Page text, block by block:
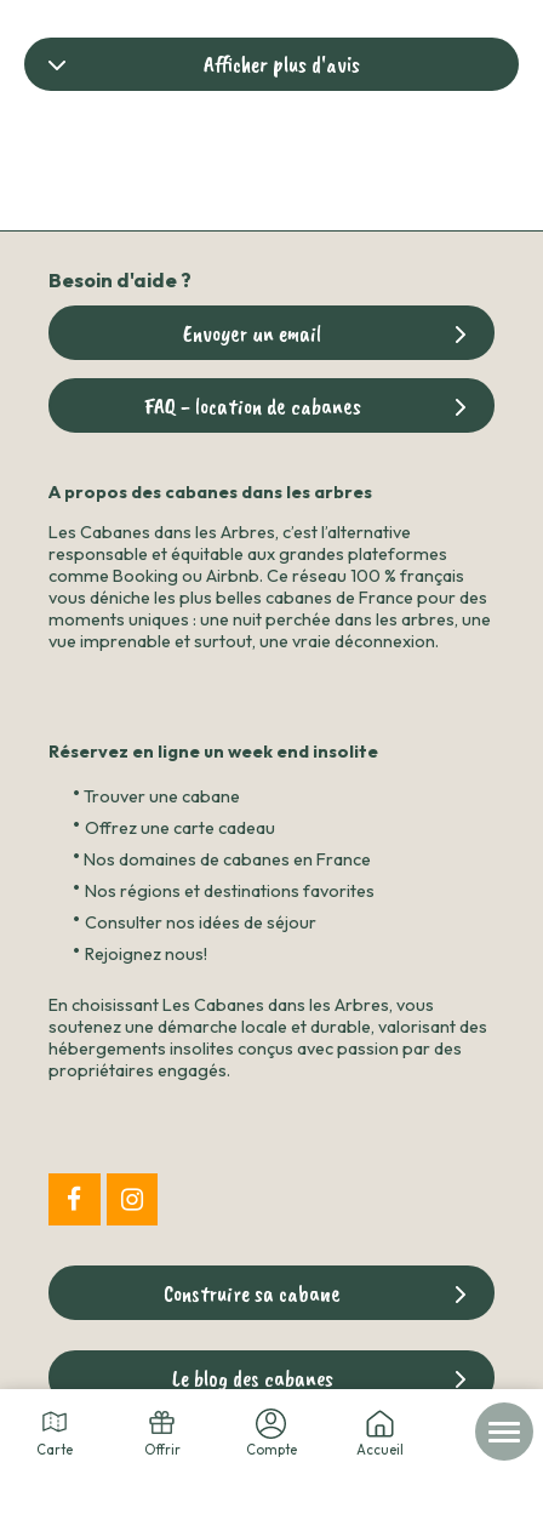
Afficher plus d'avis
Carte Offrir Compte Accueil
Besoin d'aide ?
Envoyer un email
FAQ - location de cabanes
A propos des cabanes dans les arbres
Les Cabanes dans les Arbres, c’est l’alternative
responsable et équitable aux grandes plateformes
comme Booking ou Airbnb. Ce réseau 100 % français
vous déniche les plus belles cabanes de France pour des
moments uniques : une nuit perchée dans les arbres, une
vue imprenable et surtout, une vraie déconnexion.
Réservez en ligne un week end insolite
• Trouver une cabane
• Offrez une carte cadeau
• Nos domaines de cabanes en France
• Nos régions et destinations favorites
• Consulter nos idées de séjour
• Rejoignez nous!
En choisissant Les Cabanes dans les Arbres, vous
soutenez une démarche locale et durable, valorisant des
hébergements insolites conçus avec passion par des
propriétaires engagés.
Construire sa cabane
Le blog des cabanes